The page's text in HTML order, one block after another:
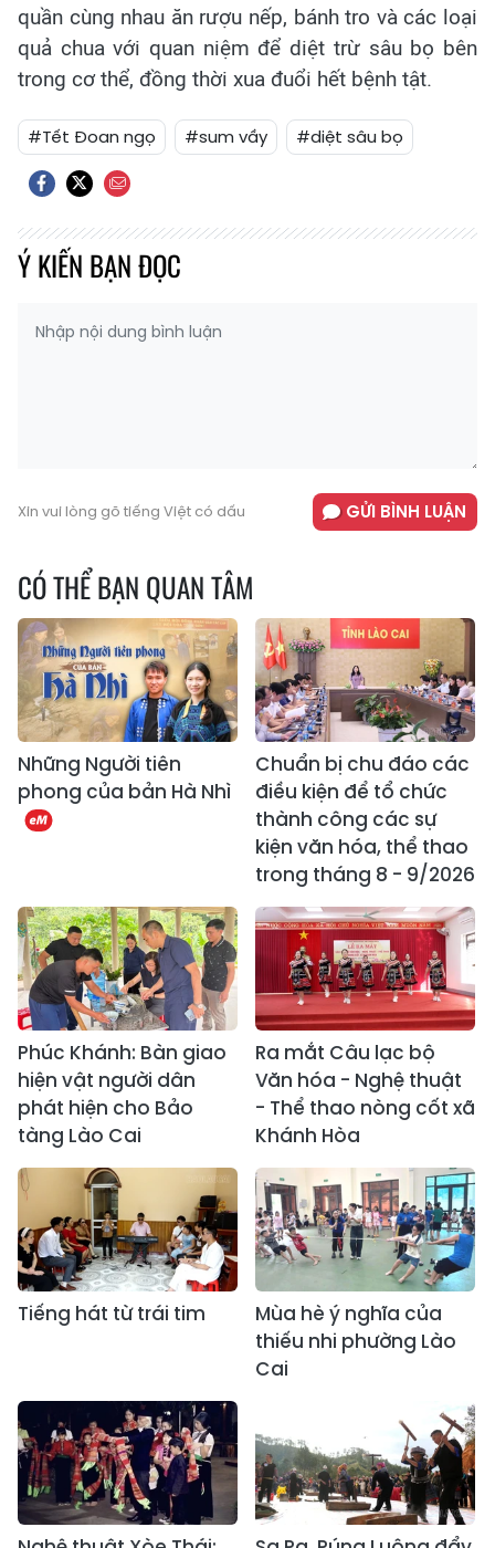
quần cùng nhau ăn rượu nếp, bánh tro và các loại
quả chua với quan niệm để diệt trừ sâu bọ bên
trong cơ thể, đồng thời xua đuổi hết bệnh tật.
#Tết Đoan ngọ #sum vầy #diệt sâu bọ
Ý KIẾN BẠN ĐỌC
Xin vui lòng gõ tiếng Việt có dấu GỬI BÌNH LUẬN
CÓ THỂ BẠN QUAN TÂM
Những Người tiên
phong của bản Hà Nhì
Chuẩn bị chu đáo các
điều kiện để tổ chức
thành công các sự
kiện văn hóa, thể thao
trong tháng 8 - 9/2026
Phúc Khánh: Bàn giao
hiện vật người dân
phát hiện cho Bảo
tàng Lào Cai
Ra mắt Câu lạc bộ
Văn hóa - Nghệ thuật
- Thể thao nòng cốt xã
Khánh Hòa
Tiếng hát từ trái tim
Mùa hè ý nghĩa của
thiếu nhi phường Lào
Cai